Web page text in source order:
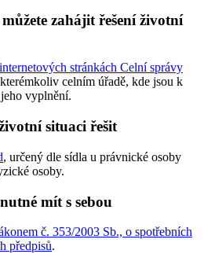
zahájit řešení životní
internetových stránkách Celní správy
celním úřadě, kde jsou k
vyplnění.
situaci řešit
, určený dle sídla u právnické osoby
osoby.
mít s sebou
č. 353/2003 Sb., o spotřebních
předpisů.